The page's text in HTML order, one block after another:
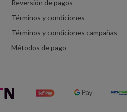
Reversión de pagos
Términos y condiciones
Términos y condiciones campañas
Métodos de pago